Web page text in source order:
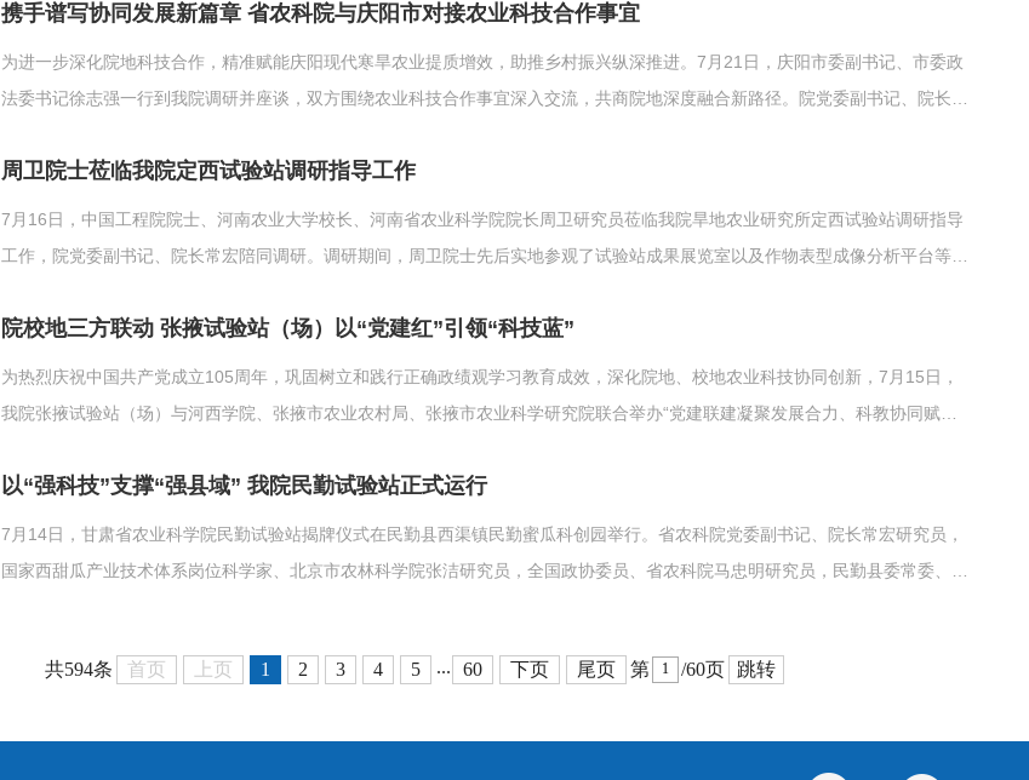
提出三点要求。一是要珍惜本次学习机会，将今日所学的好经验、...
携手谱写协同发展新篇章 省农科院与庆阳市对接农业科技合作事宜
为进一步深化院地科技合作，精准赋能庆阳现代寒旱农业提质增效，助推乡村振兴纵深推进。7月21日，庆阳市委副书记、市委政
法委书记徐志强一行到我院调研并座谈，双方围绕农业科技合作事宜深入交流，共商院地深度融合新路径。院党委副书记、院长常
来给予我院发展的支持表示感谢。常宏回顾了双方深厚的农业合...
周卫院士莅临我院定西试验站调研指导工作
7月16日，中国工程院院士、河南农业大学校长、河南省农业科学院院长周卫研究员莅临我院旱地农业研究所定西试验站调研指导
工作，院党委副书记、院长常宏陪同调研。调研期间，周卫院士先后实地参观了试验站成果展览室以及作物表型成像分析平台等重
果等多项工作成效给予充分肯定。他指出，定西试验站建站历史...
院校地三方联动 张掖试验站（场）以“党建红”引领“科技蓝”
为热烈庆祝中国共产党成立105周年，巩固树立和践行正确政绩观学习教育成效，深化院地、校地农业科技协同创新，7月15日，
我院张掖试验站（场）与河西学院、张掖市农业农村局、张掖市农业科学研究院联合举办“党建联建凝聚发展合力、科教协同赋能
委委员、副院长李允出席活动。张掖市农业农村局、张掖市农科...
以“强科技”支撑“强县域” 我院民勤试验站正式运行
7月14日，甘肃省农业科学院民勤试验站揭牌仪式在民勤县西渠镇民勤蜜瓜科创园举行。省农科院党委副书记、院长常宏研究员，
国家西甜瓜产业技术体系岗位科学家、北京市农林科学院张洁研究员，全国政协委员、省农科院马忠明研究员，民勤县委常委、常
共594条 首页 上页 1 2 3 4 5 ... 60 下页 尾页 第 /60页 跳转